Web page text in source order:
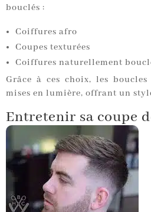
bouclés :
Coiffures afro
Coupes texturées
Coiffures naturellement
Grâce à ces choix, les
mises en lumière, offrant un
Entretenir sa coupe